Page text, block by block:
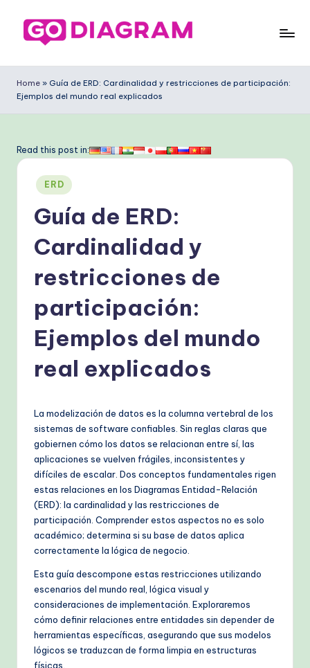
Saltar
o
D
g
ra
m
ni
o
A
o
fl
Home » Guía de ERD: Cardinalidad y restricciones de participación:
Ejemplos del mundo real explicados
Read this post in:
Publicado
en
ERD
Guía de ERD:
Cardinalidad y
restricciones de
participación:
Ejemplos del mundo
real explicados
La modelización de datos es la columna vertebral de los
sistemas de software confiables. Sin reglas claras que
gobiernen cómo los datos se relacionan entre sí, las
aplicaciones se vuelven frágiles, inconsistentes y
difíciles de escalar. Dos conceptos fundamentales rigen
estas relaciones en los Diagramas Entidad-Relación
(ERD): la cardinalidad y las restricciones de
participación. Comprender estos aspectos no es solo
académico; determina si su base de datos aplica
correctamente la lógica de negocio.
Esta guía descompone estas restricciones utilizando
escenarios del mundo real, lógica visual y
consideraciones de implementación. Exploraremos
cómo definir relaciones entre entidades sin depender de
herramientas específicas, asegurando que sus modelos
lógicos se traduzcan de forma limpia en estructuras
físicas.